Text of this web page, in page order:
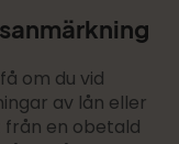
om du vid
av lån eller
från en obetald